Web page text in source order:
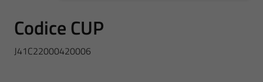
Codice CUP
J41C22000420006